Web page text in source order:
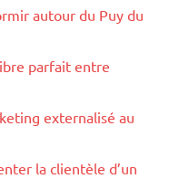
autour du Puy du
parfait entre
externalisé au
la clientèle d’un